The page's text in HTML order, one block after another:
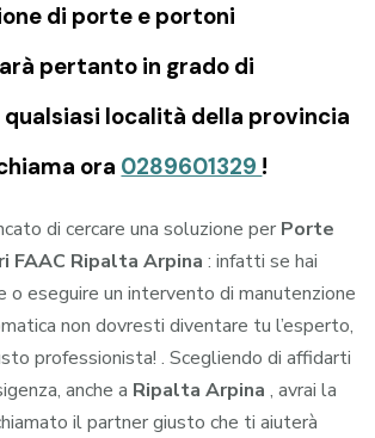
di porte e portoni
pertanto in grado di
località della provincia
ora 0289601329 !
di cercare una soluzione per Porte
FAAC Ripalta Arpina : infatti se hai
o eseguire un intervento di manutenzione
non dovresti diventare tu l’esperto,
professionista! . Scegliendo di affidarti
anche a Ripalta Arpina, avrai la
il partner giusto che ti aiuterà